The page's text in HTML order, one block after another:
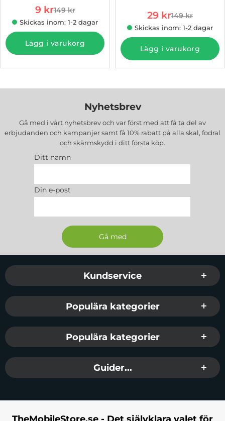
rea pris
9 krtidigare pris
149 kr
Skickas inom: 1-2 dagar
Lägg i varukorg
rea pris
29 krtidigare pris
149 kr
Skickas inom: 1-2 dagar
Lägg i varukorg
Nyhetsbrev
Gå med i vårt nyhetsbrev och var först med att få ta del av
erbjudanden och kampanjer samt få 10% rabatt på alla skal, fodral
och skärmskydd i ditt första köp.
Ditt namn
Din e-post
Sidfot Blandad info och länkar
Kundservice
Populära kategorier
Populära kategorier
Guider...
TheMobileStore.se - Det självklara valet för